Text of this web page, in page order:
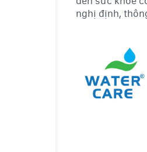
nghị định,